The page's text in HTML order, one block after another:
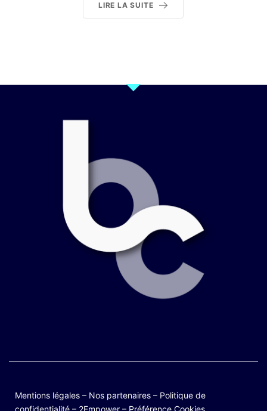
LIRE LA SUITE
Mentions légales – Nos partenaires – Politique de
confidentialité – 2Empower – Préférence Cookies